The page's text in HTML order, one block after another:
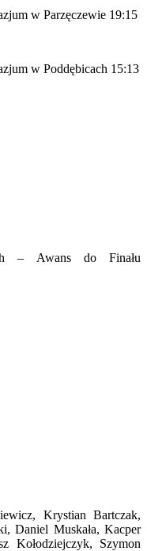
w Parzęczewie 19:15
w Poddębicach 15:13
– Awans do Finału
Krystian Bartczak,
Daniel Muskała, Kacper
Kołodziejczyk, Szymon